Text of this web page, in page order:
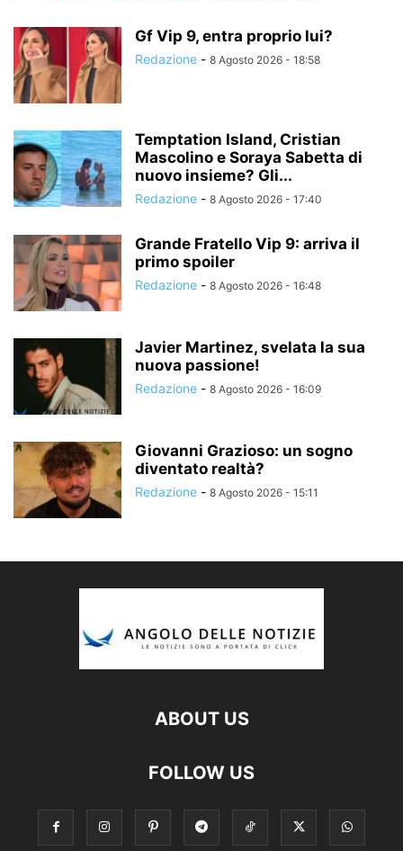
Gf Vip 9, entra proprio lui?
Redazione - 8 Agosto 2026 - 18:58
Temptation Island, Cristian
Mascolino e Soraya Sabetta di
nuovo insieme? Gli...
Redazione - 8 Agosto 2026 - 17:40
Grande Fratello Vip 9: arriva il
primo spoiler
Redazione - 8 Agosto 2026 - 16:48
Javier Martinez, svelata la sua
nuova passione!
Redazione - 8 Agosto 2026 - 16:09
Giovanni Grazioso: un sogno
diventato realtà?
Redazione - 8 Agosto 2026 - 15:11
ABOUT US
FOLLOW US